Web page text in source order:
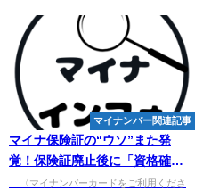
マイナンバー関連記事
マイナ保険証の“ウソ”また発
覚！保険証廃止後に「資格確認
書」はプッシュ送付されない？
... 〈マイナンバーカードをご利用くださ